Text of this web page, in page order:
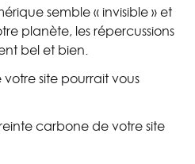
semble « invisible » et
planète, les répercussions
bel et bien.
site pourrait vous
carbone de votre site